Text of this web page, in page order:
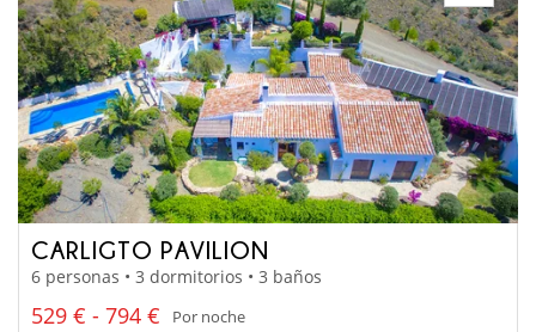
CARLIGTO PAVILION
6 personas • 3 dormitorios • 3 baños
529 € - 794 €
Por noche